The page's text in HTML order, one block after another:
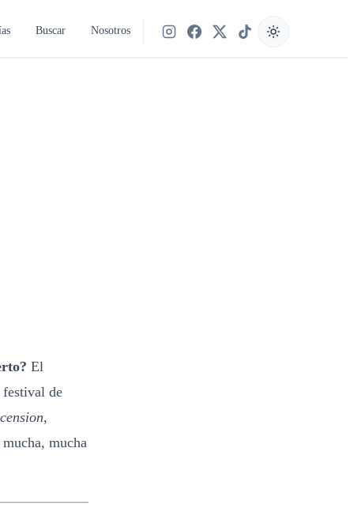
Buscar Nosotros
Síguenos en Instagram
Síguenos en Facebook
Síguenos en X
Síguenos en TikTok
El
de
,
mucha